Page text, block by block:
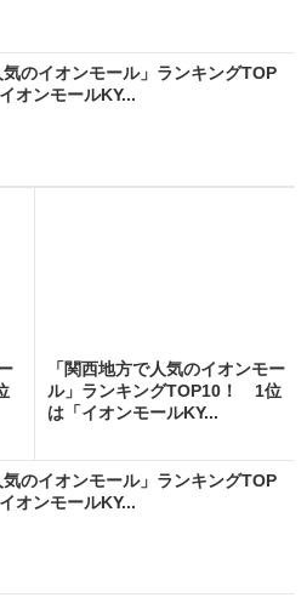
気のイオンモール」ランキングTOP
オンモールKY...
「関西地方で人気のイオンモー
ル」ランキングTOP10！ 1位
は「イオンモールKY...
気のイオンモール」ランキングTOP
オンモールKY...